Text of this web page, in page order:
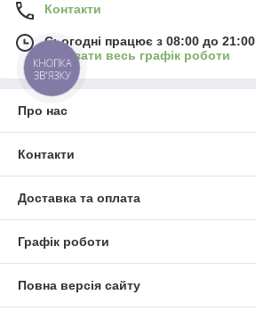
Контакти
Сьогодні працює з 08:00 до 21:00
Показати весь графік роботи
Про нас
Контакти
Доставка та оплата
Графік роботи
Повна версія сайту
КНОПКА
ЗВ'ЯЗКУ